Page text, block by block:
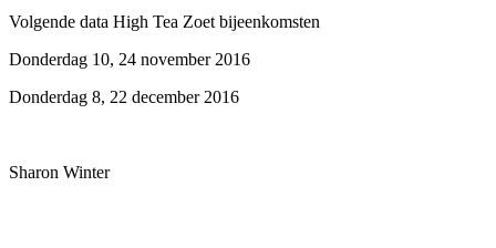
Volgende data High Tea Zoet bijeenkomsten
Donderdag 10, 24 november 2016
Donderdag 8, 22 december 2016
Sharon Winter